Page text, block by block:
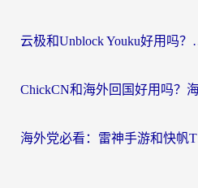
云极和Unblock
海外